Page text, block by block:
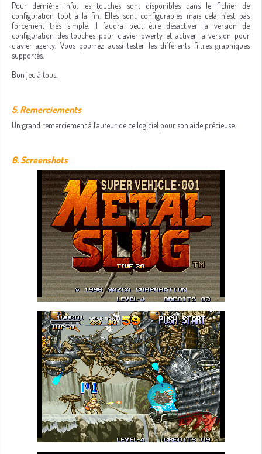
Pour dernière info, les touches sont disponibles dans le fichier de
configuration tout à la fin. Elles sont configurables mais cela n’est pas
forcement très simple. Il faudra peut être désactiver la version de
configuration des touches pour clavier qwerty et activer la version pour
clavier azerty. Vous pourrez aussi tester les différents filtres graphiques
supportés.
Bon jeu à tous.
5. Remerciements
Un grand remerciement à l’auteur de ce logiciel pour son aide précieuse.
6. Screenshots